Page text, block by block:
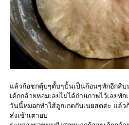
ล้วก้อชกตุ้บๆตั้บๆปั้นเป็นก้อนๆพักอีกสิบ
เค้กกล้วยหอมเลยไม่ได้ถ่ายภาพไว้เลยพั
วันนี้หมอกทำใส้ลูกเกดกับเนยสดค่ะ แล้ว
ส่งเข้าเตาอบ